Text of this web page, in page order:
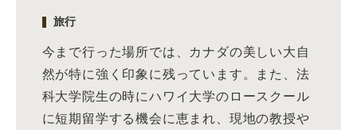
旅行
今まで行った場所では、カナダの美しい大自
然が特に強く印象に残っています。また、法
科大学院生の時にハワイ大学のロースクール
に短期留学する機会に恵まれ、現地の教授や